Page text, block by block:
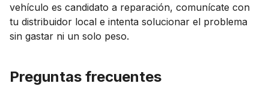
vehículo es candidato a reparación, comunícate con
tu distribuidor local e intenta solucionar el problema
sin gastar ni un solo peso.
Preguntas frecuentes